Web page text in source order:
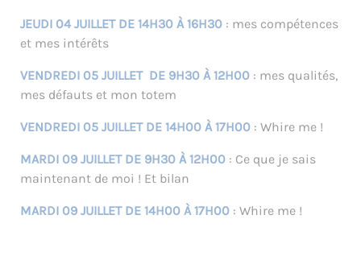
JEUDI 04 JUILLET DE 14H30 À 16H30 : mes compétences
et mes intérêts
VENDREDI 05 JUILLET DE 9H30 À 12H00 : mes qualités,
mes défauts et mon totem
VENDREDI 05 JUILLET DE 14H00 À 17H00 : Whire me !
MARDI 09 JUILLET DE 9H30 À 12H00 : Ce que je sais
maintenant de moi ! Et bilan
MARDI 09 JUILLET DE 14H00 À 17H00 : Whire me !